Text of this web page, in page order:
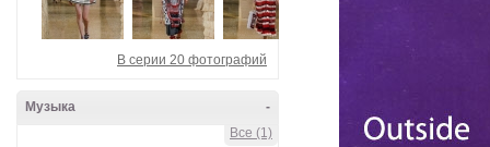
В серии 20 фотографий
-
Музыка
Все (1)